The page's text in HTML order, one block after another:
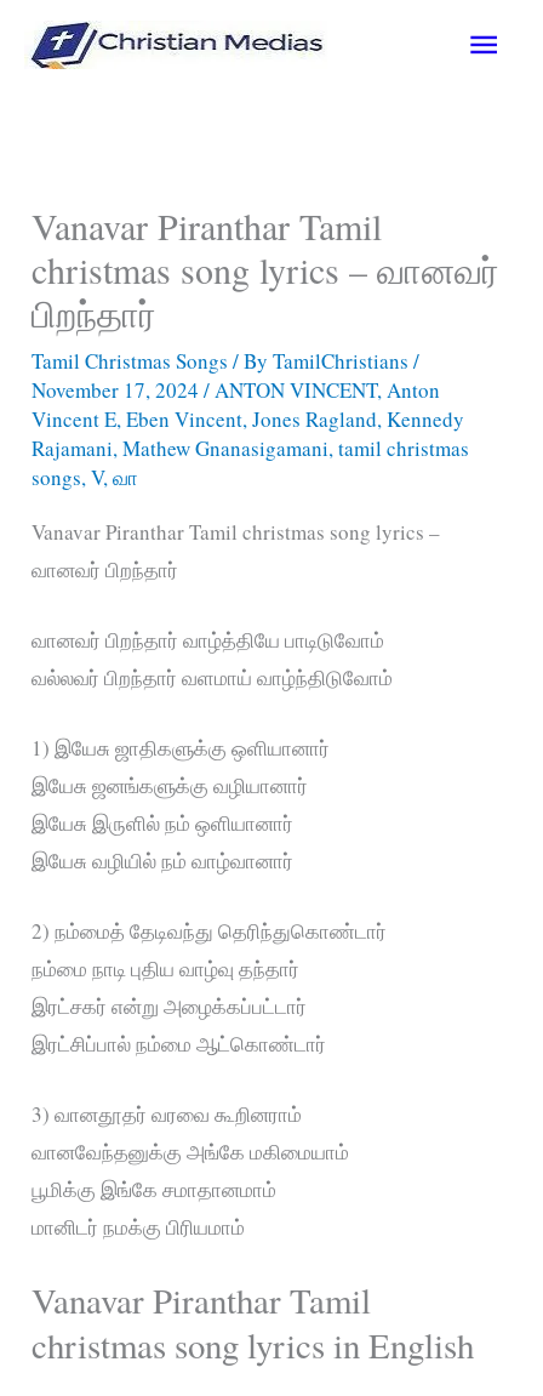
Main
Vanavar Piranthar Tamil
christmas song lyrics – வானவர்
பிறந்தார்
Tamil Christmas Songs / ByTamilChristians/
November 17, 2024/ ANTON VINCENT, Anton
Vincent E,Eben Vincent,Jones Ragland,Kennedy
Rajamani,Mathew Gnanasigamani,tamil christmas
songs,V,வா
Vanavar Piranthar Tamil christmas song lyrics –
வானவர் பிறந்தார்
வானவர் பிறந்தார் வாழ்த்தியே பாடிடுவோம்
வல்லவர் பிறந்தார் வளமாய் வாழ்ந்திடுவோம்
1) இயேசு ஜாதிகளுக்கு ஒளியானார்
இயேசு ஜனங்களுக்கு வழியானார்
இயேசு இருளில் நம் ஒளியானார்
இயேசு வழியில் நம் வாழ்வானார்
2) நம்மைத் தேடிவந்து தெரிந்துகொண்டார்
நம்மை நாடி புதிய வாழ்வு தந்தார்
இரட்சகர் என்று அழைக்கப்பட்டார்
இரட்சிப்பால் நம்மை ஆட்கொண்டார்
3) வானதூதர் வரவை கூறினராம்
வானவேந்தனுக்கு அங்கே மகிமையாம்
பூமிக்கு இங்கே சமாதானமாம்
மானிடர் நமக்கு பிரியமாம்
Vanavar Piranthar Tamil
christmas song lyrics in English